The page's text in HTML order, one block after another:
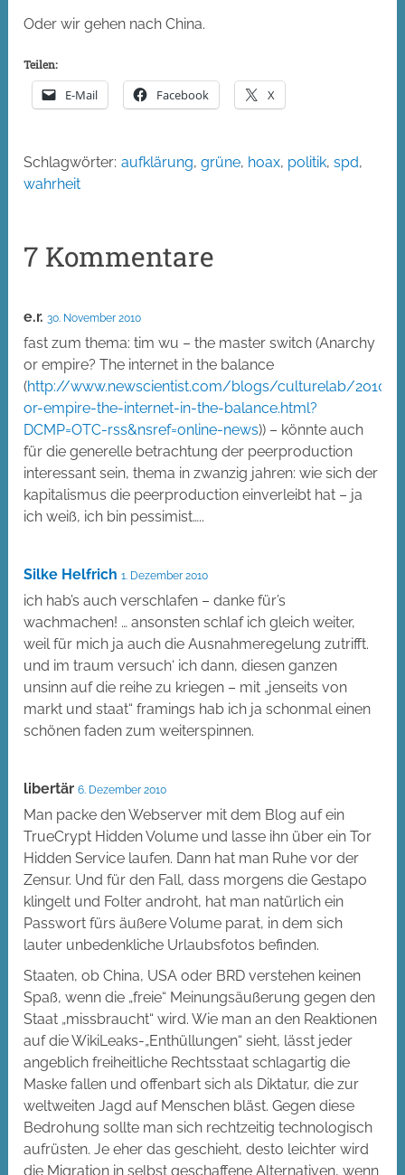
Oder wir gehen nach China.
Teilen:
E-Mail Facebook X
Schlagwörter: aufklärung,grüne, hoax, politik,spd,
wahrheit
7 Kommentare
e.r. 30. November 2010
fast zum thema: tim wu – the master switch (Anarchy
or empire? The internet in the balance
(http://www.newscientist.com/blogs/culturelab/2010/
or-empire-the-internet-in-the-balance.html?
DCMP=OTC-rss&nsref=online-news)) – könnte auch
für die generelle betrachtung der peerproduction
interessant sein, thema in zwanzig jahren: wie sich der
kapitalismus die peerproduction einverleibt hat – ja
ich weiß, ich bin pessimist…..
Silke Helfrich 1. Dezember 2010
ich hab’s auch verschlafen – danke für’s
wachmachen! … ansonsten schlaf ich gleich weiter,
weil für mich ja auch die Ausnahmeregelung zutrifft.
und im traum versuch‘ ich dann, diesen ganzen
unsinn auf die reihe zu kriegen – mit „jenseits von
markt und staat“ framings hab ich ja schonmal einen
schönen faden zum weiterspinnen.
libertär 6. Dezember 2010
Man packe den Webserver mit dem Blog auf ein
TrueCrypt Hidden Volume und lasse ihn über ein Tor
Hidden Service laufen. Dann hat man Ruhe vor der
Zensur. Und für den Fall, dass morgens die Gestapo
klingelt und Folter androht, hat man natürlich ein
Passwort fürs äußere Volume parat, in dem sich
lauter unbedenkliche Urlaubsfotos befinden.
Staaten, ob China, USA oder BRD verstehen keinen
Spaß, wenn die „freie“ Meinungsäußerung gegen den
Staat „missbraucht“ wird. Wie man an den Reaktionen
auf die WikiLeaks-„Enthüllungen“ sieht, lässt jeder
angeblich freiheitliche Rechtsstaat schlagartig die
Maske fallen und offenbart sich als Diktatur, die zur
weltweiten Jagd auf Menschen bläst. Gegen diese
Bedrohung sollte man sich rechtzeitig technologisch
aufrüsten. Je eher das geschieht, desto leichter wird
die Migration in selbst geschaffene Alternativen, wenn